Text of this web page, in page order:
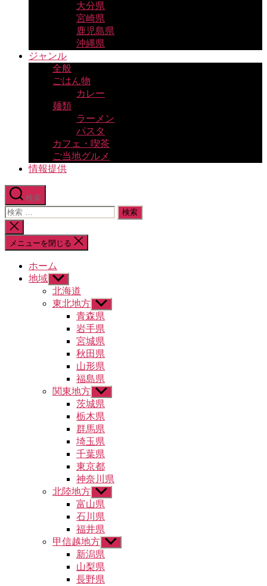
大分県
宮崎県
鹿児島県
沖縄県
ジャンル
全般
ごはん物
カレー
麺類
ラーメン
パスタ
カフェ・喫茶
ご当地グルメ
情報提供
検索
検
索
対
象:
検
索
を
メニューを閉じる
ホーム
地域 サ
ブ
メ
北海道
東北地方 サ
ブ
メ
ニ
ュ
ー
を
表
示
青森県
岩手県
宮城県
秋田県
山形県
福島県
関東地方 サ
ブ
メ
ニ
ュ
ー
を
表
示
茨城県
栃木県
群馬県
埼玉県
千葉県
東京都
神奈川県
北陸地方 サ
ブ
メ
ニ
ュ
ー
を
表
示
富山県
石川県
福井県
甲信越地方 サ
新潟県
山梨県
長野県